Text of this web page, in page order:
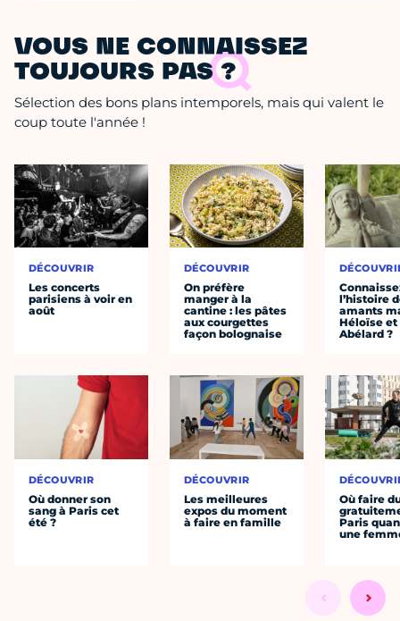
VOUS NE CONNAISSEZ
TOUJOURS PAS ?
Sélection des bons plans intemporels, mais qui valent le
coup toute l'année !
DÉCOUVRIR
Les concerts
parisiens à voir en
août
DÉCOUVRIR
Où donner son
sang à Paris cet
été ?
DÉCOUVRIR
On préfère
manger à la
cantine : les pâtes
aux courgettes
façon bolognaise
DÉCOUVRIR
Les meilleures
expos du moment
à faire en famille
l’histoire
amants
Héloïse et
Abélard ?
Où faire
Paris
une